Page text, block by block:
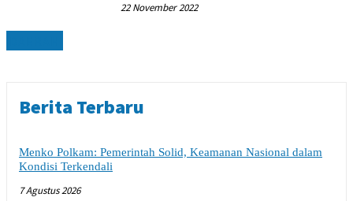
22 November 2022
Berita Terbaru
Menko Polkam: Pemerintah Solid, Keamanan Nasional dalam
Kondisi Terkendali
7 Agustus 2026